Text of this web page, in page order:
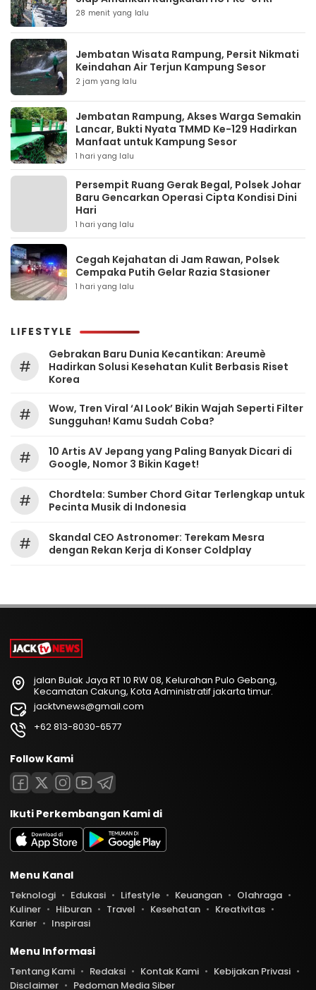
28 menit yang lalu
Jembatan Wisata Rampung, Persit Nikmati
Keindahan Air Terjun Kampung Sesor
2 jam yang lalu
Jembatan Rampung, Akses Warga Semakin
Lancar, Bukti Nyata TMMD Ke-129 Hadirkan
Manfaat untuk Kampung Sesor
1 hari yang lalu
Persempit Ruang Gerak Begal, Polsek Johar
Baru Gencarkan Operasi Cipta Kondisi Dini
Hari
1 hari yang lalu
Cegah Kejahatan di Jam Rawan, Polsek
Cempaka Putih Gelar Razia Stasioner
1 hari yang lalu
LIFESTYLE
#
Gebrakan Baru Dunia Kecantikan: Areumè
Hadirkan Solusi Kesehatan Kulit Berbasis Riset
Korea
#
Wow, Tren Viral ‘AI Look’ Bikin Wajah Seperti Filter
Sungguhan! Kamu Sudah Coba?
#
10 Artis AV Jepang yang Paling Banyak Dicari di
Google, Nomor 3 Bikin Kaget!
#
Chordtela: Sumber Chord Gitar Terlengkap untuk
Pecinta Musik di Indonesia
#
Skandal CEO Astronomer: Terekam Mesra
dengan Rekan Kerja di Konser Coldplay
jalan Bulak Jaya RT 10 RW 08, Kelurahan Pulo Gebang,
Kecamatan Cakung, Kota Administratif jakarta timur.
jacktvnews@gmail.com
+62 813-8030-6577
Follow Kami
Ikuti Perkembangan Kami di
Menu Kanal
Teknologi Edukasi Lifestyle Keuangan
Olahraga
Kuliner
Hiburan Travel Kesehatan
Kreativitas
Karier
Inspirasi
Menu Informasi
Tentang Kami Redaksi Kontak Kami
Kebijakan Privasi
Disclaimer
Pedoman Media Siber